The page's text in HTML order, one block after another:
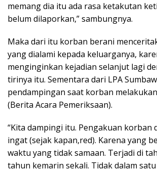
memang dia itu ada rasa ketakutan
belum dilaporkan,” sambungnya.
Maka dari itu korban berani
yang dialami kepada keluarganya,
menginginkan kejadian selanjut lagi
tirinya itu. Sementara dari LPA
pendampingan saat korban
(Berita Acara Pemeriksaan).
“Kita dampingi itu. Pengakuan korban
ingat (sejak kapan,red). Karena yang
waktu yang tidak samaan. Terjadi di
tahun kemarin sekali. Tidak dalam